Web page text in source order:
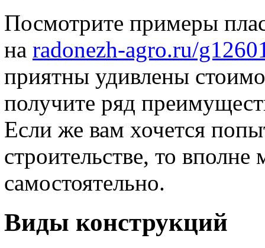
Посмотрите примеры
на radonezh-agro.ru/
приятны удивлены
получите ряд
Если же вам хочется
строительстве, то
самостоятельно.
Виды конструкций